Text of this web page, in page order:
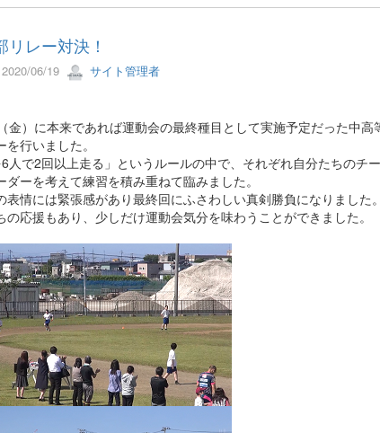
リレー対決！
06/19 サイト管理者
金）に本来であれば運動会の最終種目として実施予定だった中高
行いました。
人で2回以上走る」というルールの中で、それぞれ自分たちのチ
ダーを考えて練習を積み重ねて臨みました。
情には緊張感があり最終回にふさわしい真剣勝負になりました
応援もあり、少しだけ運動会気分を味わうことができました。